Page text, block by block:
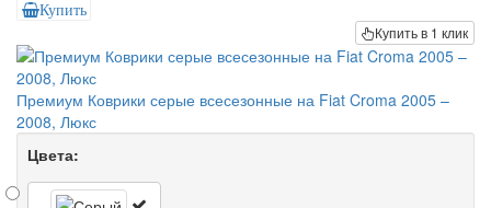
Купить
Купить в 1 клик
Премиум Коврики серые всесезонные на Fiat Croma 2005 –
2008, Люкс
Цвета: